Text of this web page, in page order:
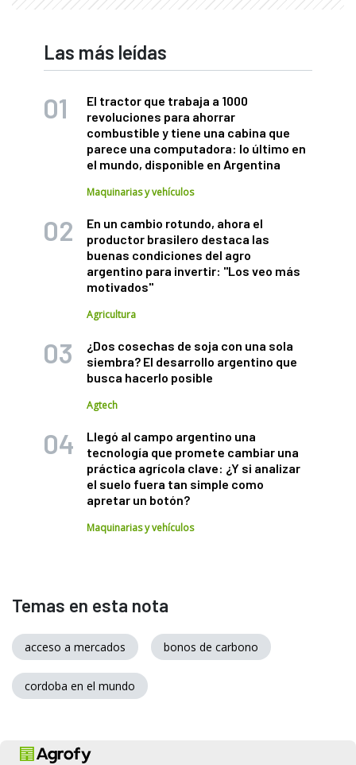
Las más leídas
El tractor que trabaja a 1000
revoluciones para ahorrar
combustible y tiene una cabina que
parece una computadora: lo último en
el mundo, disponible en Argentina
Maquinarias y vehículos
En un cambio rotundo, ahora el
productor brasilero destaca las
buenas condiciones del agro
argentino para invertir: "Los veo más
motivados"
Agricultura
¿Dos cosechas de soja con una sola
siembra? El desarrollo argentino que
busca hacerlo posible
Agtech
Llegó al campo argentino una
tecnología que promete cambiar una
práctica agrícola clave: ¿Y si analizar
el suelo fuera tan simple como
apretar un botón?
Maquinarias y vehículos
Temas en esta nota
acceso a mercados bonos de carbono
cordoba en el mundo